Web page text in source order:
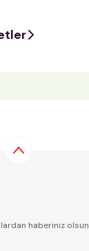
haberiniz olsun